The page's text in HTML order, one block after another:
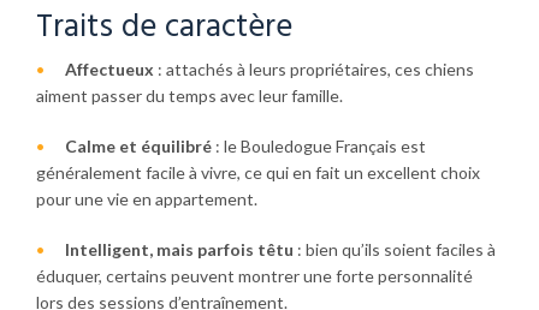
Traits de caractère
Affectueux : attachés à leurs propriétaires, ces chiens
aiment passer du temps avec leur famille.
Calme et équilibré : le Bouledogue Français est
généralement facile à vivre, ce qui en fait un excellent choix
pour une vie en appartement.
Intelligent, mais parfois têtu : bien qu’ils soient faciles à
éduquer, certains peuvent montrer une forte personnalité
lors des sessions d’entraînement.